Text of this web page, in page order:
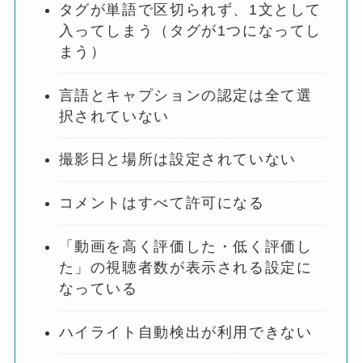
タグが単語で区切られず、1文として
入ってしまう（タグが1つになってし
まう）
言語とキャプションの認定は全て選
択されていない
撮影日と場所は設定されていない
コメントはすべて許可になる
「動画を高く評価した・低く評価し
た」の視聴者数が表示される設定に
なっている
ハイライト自動検出が利用できない